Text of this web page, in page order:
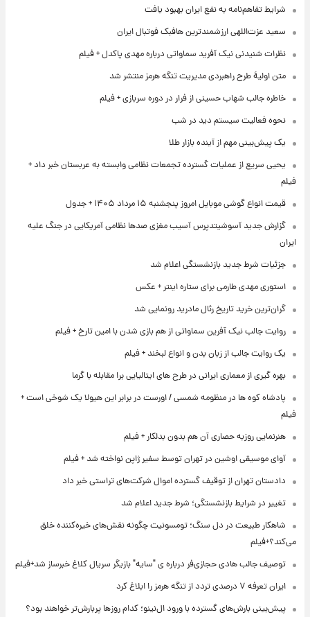
شرایط تفاهم‌نامه به نفع ایران بهبود یافت
سعید عزت‌اللهی ارزشمندترین هافبک فوتبال ایران
نظرات شنیدنی نیک آفرید سماواتی درباره مهدی پاکدل + فیلم
متن اولیۀ طرح راهبردی مدیریت تنگه هرمز منتشر شد
خاطره جالب شهاب حسینی از فرار در دوره سربازی + فیلم
نحوه فعالیت سیستم دید در شب
یک پیش‌بینی مهم از آینده بازار طلا
یحیی سریع از عملیات گسترده تجمعات نظامی وابسته به عربستان خبر داد +
فیلم
قیمت انواع گوشی موبایل امروز پنجشنبه ۱۵ مرداد ۱۴۰۵ + جدول
گزارش جدید آسوشیتدپرس آسیب مغزی صدها نظامی آمریکایی در جنگ علیه
ایران
جزئیات شرط جدید بازنشستگی اعلام شد
استوری مهدی طارمی برای ستاره اینتر + عکس
گران‌ترین خرید تاریخ رئال مادرید رونمایی شد
روایت جالب نیک آفرین سماواتی از هم بازی شدن با امین تارخ + فیلم
یک روایت جالب از زبان بدن و انواع لبخند + فیلم
بهره گیری از معماری ایرانی در طرح های ایتالیایی برا مقابله با گرما
پادشاه کوه ها در منظومه شمسی / اورست در برابر این هیولا یک شوخی است +
فیلم
هنرنمایی روزبه حصاری آن هم بدون بدلکار + فیلم
آوای موسیقی اوشین در تهران توسط سفیر ژاپن نواخته شد + فیلم
دادستان تهران از توقیف گسترده اموال شرکت‌های تراستی خبر داد
تغییر در شرایط بازنشستگی؛ شرط جدید اعلام شد
شاهکار طبیعت در دل سنگ؛ تومسونیت چگونه نقش‌های خیره‌کننده خلق
می‌کند؟+فیلم
توصیف جالب هادی حجازی‌فر درباره ی "سایه" بازیگر سریال کلاغ خبرساز شد+فیلم
ایران تعرفه ۷ درصدی تردد از تنگه هرمز را ابلاغ کرد
پیش‌بینی بارش‌های گسترده با ورود ال‌نینو؛ کدام روزها پربارش‌تر خواهند بود؟